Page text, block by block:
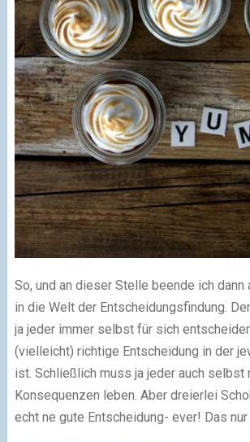
So, und an dieser Stelle beende ich dann
in die Welt der Entscheidungsfindung.
ja jeder immer selbst für sich
(vielleicht) richtige Entscheidung in der
ist. Schließlich muss ja jeder auch selbst
Konsequenzen leben. Aber dreierlei
echt ne gute Entscheidung- ever! Das